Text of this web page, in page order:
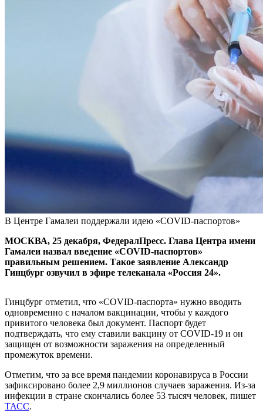
В Центре Гамалеи поддержали идею «COVID-паспортов»
МОСКВА, 25 декабря, ФедералПресс. Глава Центра имени
Гамалеи назвал введение «COVID-паспортов»
правильным решением. Такое заявление Александр
Гинцбург озвучил в эфире телеканала «Россия 24».
Гинцбург отметил, что «COVID-паспорта» нужно вводить
одновременно с началом вакцинации, чтобы у каждого
привитого человека был документ. Паспорт будет
подтверждать, что ему ставили вакцину от COVID-19 и он
защищен от возможности заражения на определенный
промежуток времени.
Отметим, что за все время пандемии коронавируса в России
зафиксировано более 2,9 миллионов случаев заражения. Из-за
инфекции в стране скончались более 53 тысяч человек, пишет
ТАСС.